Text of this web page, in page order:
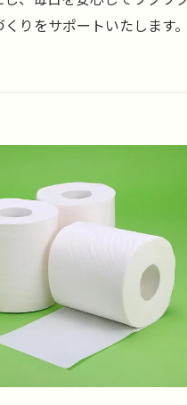
りをサポートいたします。